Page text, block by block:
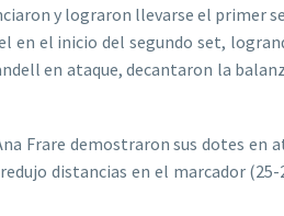
y lograron llevarse el primer
en el inicio del segundo set,
en ataque, decantaron la
Frare demostraron sus dotes en
distancias en el marcador (25-